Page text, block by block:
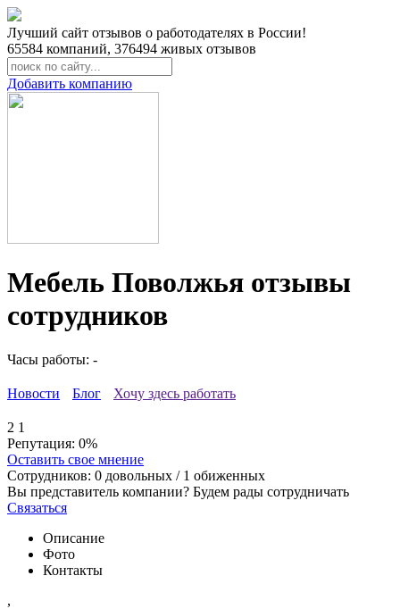
Лучший сайт отзывов о работодателях в России!
65584 компаний, 376494 живых отзывов
Добавить компанию
Мебель Поволжья отзывы
сотрудников
Часы работы: -
Новости Блог Хочу здесь работать
2 1
Репутация: 0%
Оставить свое мнение
Сотрудников: 0 довольных / 1 обиженных
Вы представитель компании? Будем рады сотрудничать
Связаться
Описание
Фото
Контакты
,